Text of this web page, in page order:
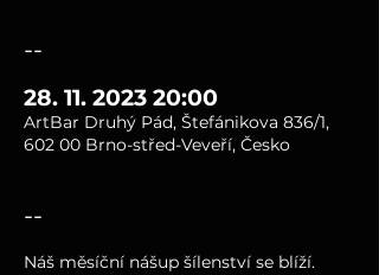
--
28. 11. 2023 20:00
ArtBar Druhý Pád, Štefánikova 836/1,
602 00 Brno-střed-Veveří, Česko
--
Náš měsíční nášup šílenství se blíží.